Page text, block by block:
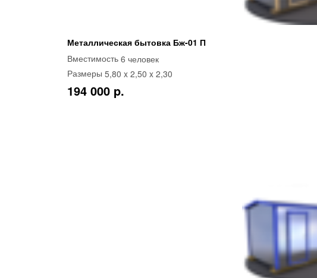
Металлическая бытовка Бж-01 П
Вместимость 6 человек
Размеры 5,80 x 2,50 x 2,30
194 000 p.